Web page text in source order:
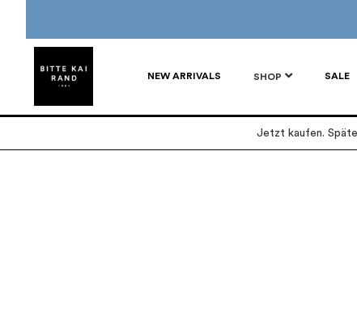
NEW ARRIVALS SHOP SALE
Jetzt kaufen.